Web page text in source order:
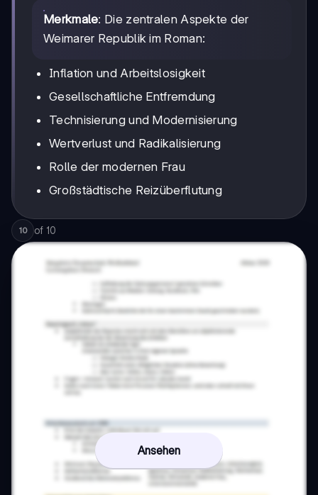
Merkmale: Die zentralen Aspekte der
Weimarer Republik im Roman:
Inflation und Arbeitslosigkeit
Gesellschaftliche Entfremdung
Technisierung und Modernisierung
Wertverlust und Radikalisierung
Rolle der modernen Frau
Großstädtische Reizüberflutung
10 of 10
Ansehen